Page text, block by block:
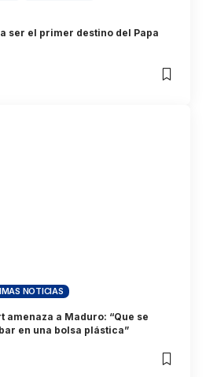
ser el primer destino del Papa
NOTICIAS
amenaza a Maduro: “Que se
en una bolsa plástica”